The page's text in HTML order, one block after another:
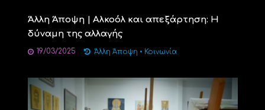
Άλλη Άποψη | Αλκοόλ και απεξάρτηση: Η
δύναμη της αλλαγής
19/03/2025 Άλλη Άποψη • Κοινωνία